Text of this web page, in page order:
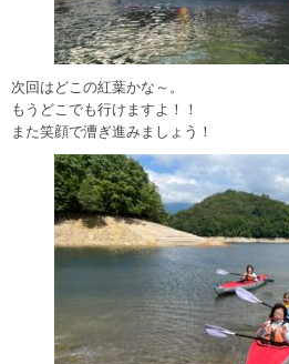
次回はどこの紅葉かな～。
もうどこでも行けますよ！！
また笑顔で漕ぎ進みましょう！